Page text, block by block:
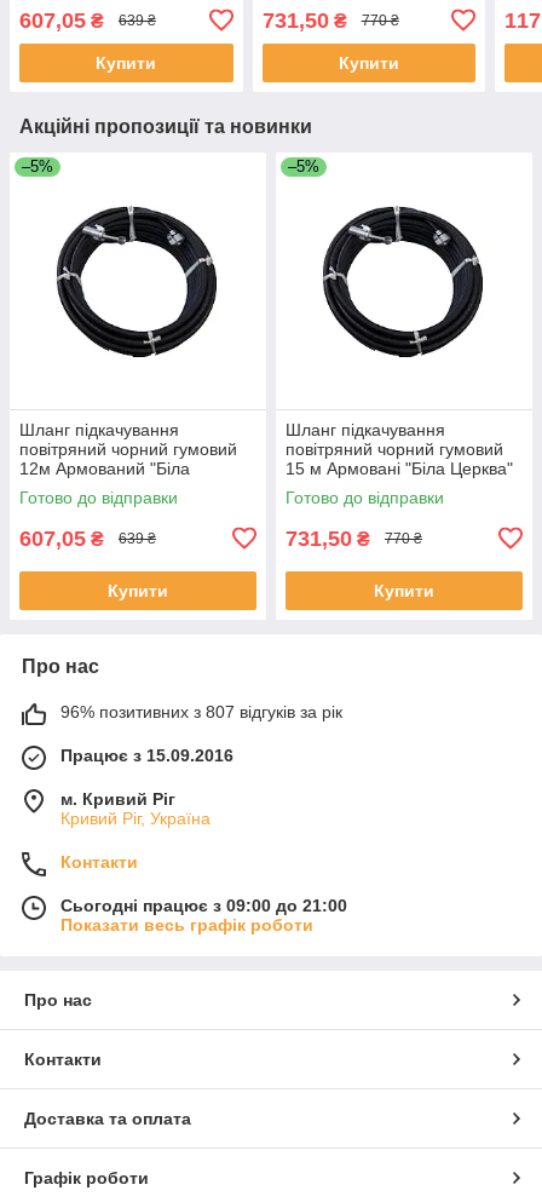
"Біла Церква" наконечник
кутовий посилений.
607,05 ₴ 639 ₴
Купити
"Біла Церква" наконечник
кутовий посилений
731,50₴ 770 ₴
Купити
Акційні пропозиції та новинки
–5%
Шланг підкачування
повітряний чорний гумовий
12м Армований "Біла
Церква" наконечник кутовий
посилений.
Готово до відправки
607,05 ₴ 639 ₴
Купити
–5%
Шланг підкачування
повітряний чорний гумовий
15 м Армовані "Біла Церква"
наконечник кутовий
посилений
Готово до відправки
731,50 ₴ 770 ₴
Купити
Про нас
96% позитивних з 807 відгуків за рік
Працює з 15.09.2016
м. Кривий Ріг
Кривий Ріг, Україна
Контакти
Сьогодні працює з 09:00 до 21:00
Показати весь графік роботи
Про нас
Контакти
Доставка та оплата
Графік роботи